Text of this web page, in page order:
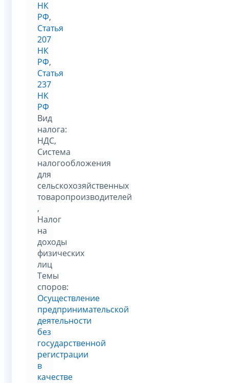
НК
РФ,
Статья
207
НК
РФ,
Статья
237
НК
РФ
Вид
налога:
НДС,
Система
налогообложения
для
сельскохозяйственных
товаропроизводителей
,
Налог
на
доходы
физических
лиц
Темы
споров:
Осуществление
предпринимательской
деятельности
без
государственной
регистрации
в
качестве